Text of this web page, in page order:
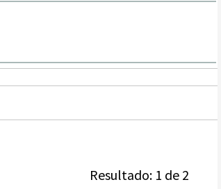
Resultado: 1 de 2